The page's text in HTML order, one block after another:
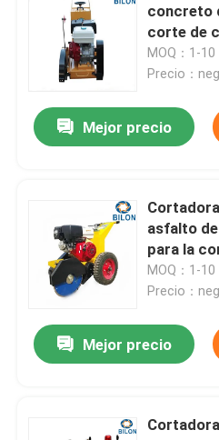
máquina del cargador de la
Excavador del constructor
camión hormigonera
Máquina concreta del
Máquina del lacre de la
Compresor vibratorio de
concreto
corte de
MOQ：1-10
Precio：
Mejor precio
asfalto
para la
MOQ：1-10
Precio：
Mejor precio